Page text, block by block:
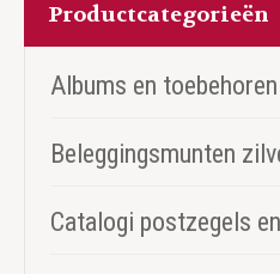
Productcategorieën
Albums en
Beleggingsmunten
Catalogi postzegels